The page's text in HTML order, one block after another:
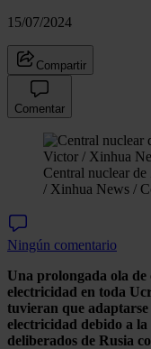
15/07/2024
Compartir
Comentar
Central nuclear
/ Xinhua News /
Ningún comentario
Una prolongada ola de
electricidad en toda
tuvieran que
electricidad debido a
deliberados de Rusia